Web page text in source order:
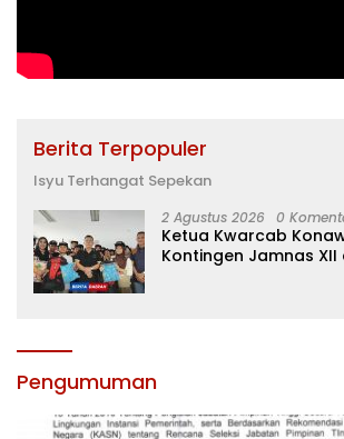
Berita Terpopuler
Isyu Terhangat Sepekan
2 Agustus 2026 0
Ketua Kwarcab
Kontingen Jamnas XII
Pengumuman